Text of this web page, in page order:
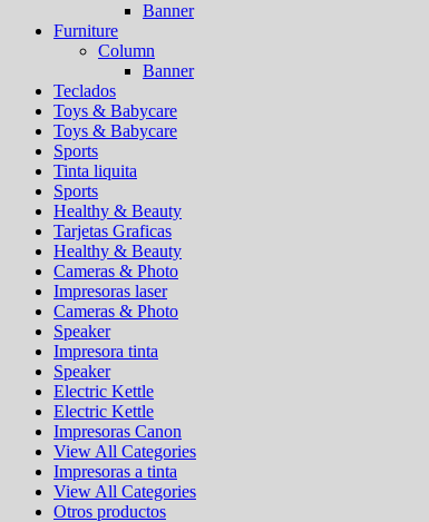
Banner
Furniture
Column
Banner
Teclados
Toys & Babycare
Toys & Babycare
Sports
Tinta liquita
Sports
Healthy & Beauty
Tarjetas Graficas
Healthy & Beauty
Cameras & Photo
Impresoras laser
Cameras & Photo
Speaker
Impresora tinta
Speaker
Electric Kettle
Electric Kettle
Impresoras Canon
View All Categories
Impresoras a tinta
View All Categories
Otros productos